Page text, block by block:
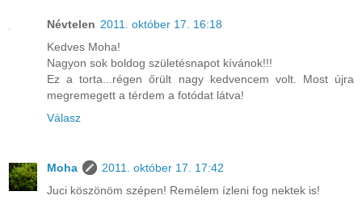
Névtelen 2011. október 17. 16:18
Kedves Moha!
Nagyon sok boldog születésnapot kívánok!!!
Ez a torta...régen őrült nagy kedvencem volt. Most újra
megremegett a térdem a fotódat látva!
Válasz
Moha
2011. október 17. 17:42
Juci köszönöm szépen! Remélem ízleni fog nektek is!